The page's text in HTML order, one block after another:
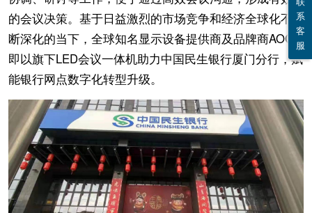
的会议决策。基于日益激烈的市场竞争和经济全球化不
断深化的当下，全球知名显示设备提供商及品牌商AOC
即以旗下LED会议一体机助力中国民生银行厦门分行，赋
能银行网点数字化转型升级。
系
客
服